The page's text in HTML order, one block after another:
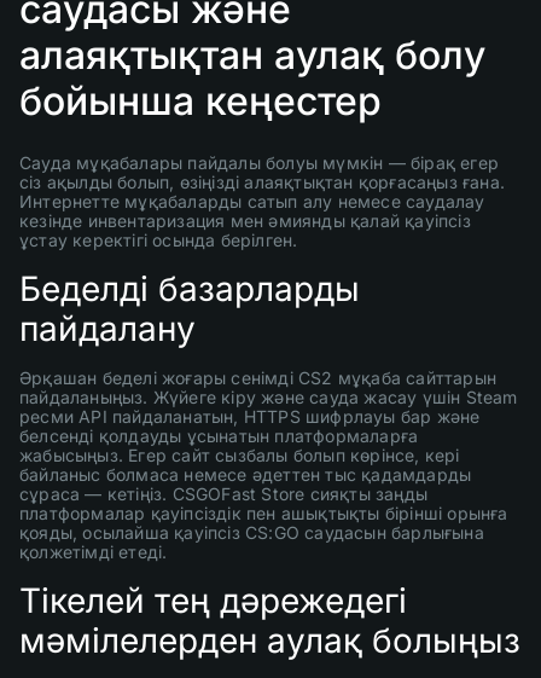
алаяқтықтан аулақ болу
бойынша кеңестер
Сауда мұқабалары пайдалы болуы мүмкін — бірақ егер
сіз ақылды болып, өзіңізді алаяқтықтан қорғасаңыз ғана.
Интернетте мұқабаларды сатып алу немесе саудалау
кезінде инвентаризация мен әмиянды қалай қауіпсіз
ұстау керектігі осында берілген.
Беделді базарларды
пайдалану
Әрқашан беделі жоғары сенімді CS2 мұқаба сайттарын
пайдаланыңыз. Жүйеге кіру және сауда жасау үшін Steam
ресми API пайдаланатын, HTTPS шифрлауы бар және
белсенді қолдауды ұсынатын платформаларға
жабысыңыз. Егер сайт сызбалы болып көрінсе, кері
байланыс болмаса немесе әдеттен тыс қадамдарды
сұраса — кетіңіз. CSGOFast Store сияқты заңды
платформалар қауіпсіздік пен ашықтықты бірінші орынға
қояды, осылайша қауіпсіз CS:GO саудасын барлығына
қолжетімді етеді.
Тікелей тең дәрежедегі
мәмілелерден аулақ болыңыз